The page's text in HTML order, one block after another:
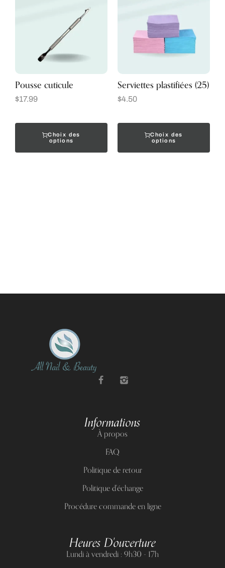
Pousse cuticule
$17.99
Choix des
options
Serviettes plastifiées (25)
$4.50
Choix des
options
Informations
À propos
FAQ
Politique de retour
Politique d'échange
Procédure commande en ligne
Heures D'ouverture
Lundi à vendredi : 9h30 - 17h